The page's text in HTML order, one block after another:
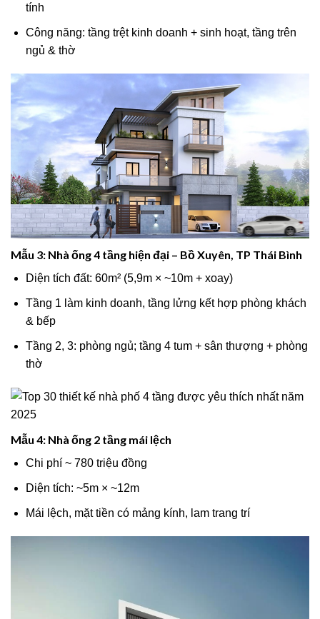
tính
Công năng: tầng trệt kinh doanh + sinh hoạt, tầng trên
ngủ & thờ
Mẫu 3: Nhà ống 4 tầng hiện đại – Bồ Xuyên, TP Thái Bình
Diện tích đất: 60m² (5,9m × ~10m + xoay)
Tầng 1 làm kinh doanh, tầng lửng kết hợp phòng khách
& bếp
Tầng 2, 3: phòng ngủ; tầng 4 tum + sân thượng + phòng
thờ
Mẫu 4: Nhà ống 2 tầng mái lệch
Chi phí ~ 780 triệu đồng
Diện tích: ~5m × ~12m
Mái lệch, mặt tiền có mảng kính, lam trang trí